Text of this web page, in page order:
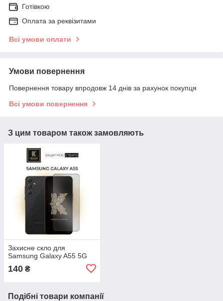
Готівкою
Оплата за реквізитами
Всі умови оплати
Умови повернення
Повернення товару впродовж 14 днів за рахунок покупця
Всі умови повернення
З цим товаром також замовляють
Захисне скло для
Samsung Galaxy A55 5G
140 ₴
Подібні товари компанії